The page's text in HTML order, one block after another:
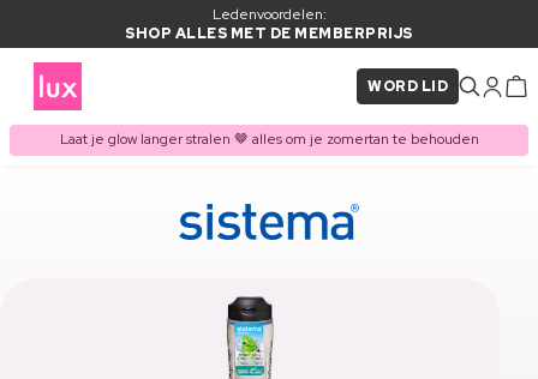
Ledenvoordelen:
SHOP ALLES MET DE MEMBERPRIJS
WORD LID
Laat je glow langer stralen 🤎 alles om je zomertan te behouden